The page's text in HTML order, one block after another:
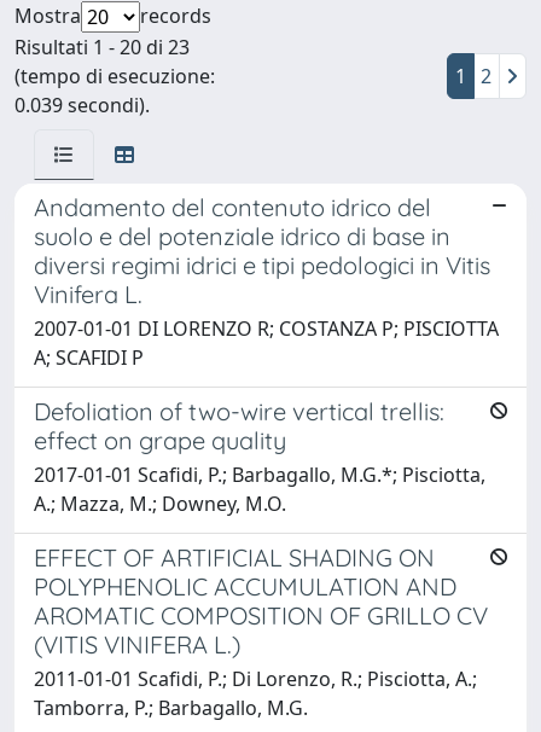
Mostra
records
Risultati 1 - 20 di 23
(tempo di esecuzione:
0.039 secondi).
1 2
Andamento del contenuto idrico del
suolo e del potenziale idrico di base in
diversi regimi idrici e tipi pedologici in Vitis
Vinifera L.
2007-01-01 DI LORENZO R; COSTANZA P; PISCIOTTA
A; SCAFIDI P
Defoliation of two-wire vertical trellis:
effect on grape quality
2017-01-01 Scafidi, P.; Barbagallo, M.G.*; Pisciotta,
A.; Mazza, M.; Downey, M.O.
EFFECT OF ARTIFICIAL SHADING ON
POLYPHENOLIC ACCUMULATION AND
AROMATIC COMPOSITION OF GRILLO CV
(VITIS VINIFERA L.)
2011-01-01 Scafidi, P.; Di Lorenzo, R.; Pisciotta, A.;
Tamborra, P.; Barbagallo, M.G.